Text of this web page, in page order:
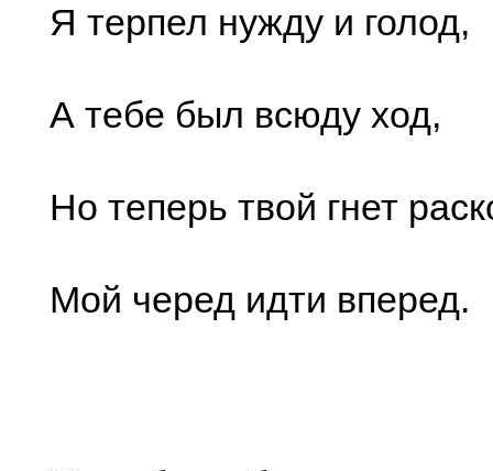
Я терпел нужду и голод,
А тебе был всюду ход,
Но теперь твой гнет
Мой черед идти вперед.